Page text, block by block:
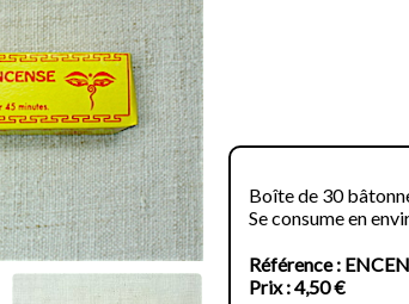
Boîte de 30
Se consume en
Référence :
Prix : 4,50 €